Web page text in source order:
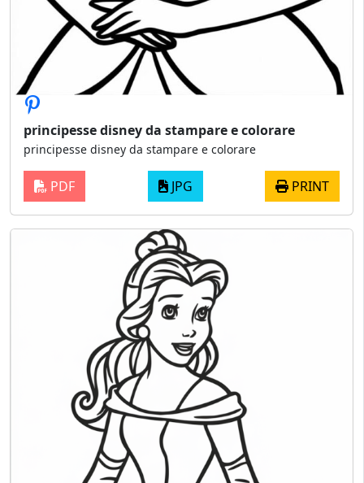
principesse disney da stampare e colorare
principesse disney da stampare e colorare
PDF JPG PRINT